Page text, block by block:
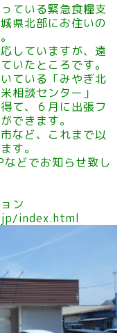
ている緊急食糧支
県北部にお住いの
していますが、遠
いたところです。
ている「みやぎ北
相談センター」
て、６月に出張フ
できます。
など、これまで以
す。
どでお知らせ致し
ン
index.html